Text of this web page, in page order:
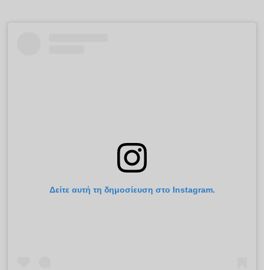
Δείτε αυτή τη δημοσίευση στο Instagram.